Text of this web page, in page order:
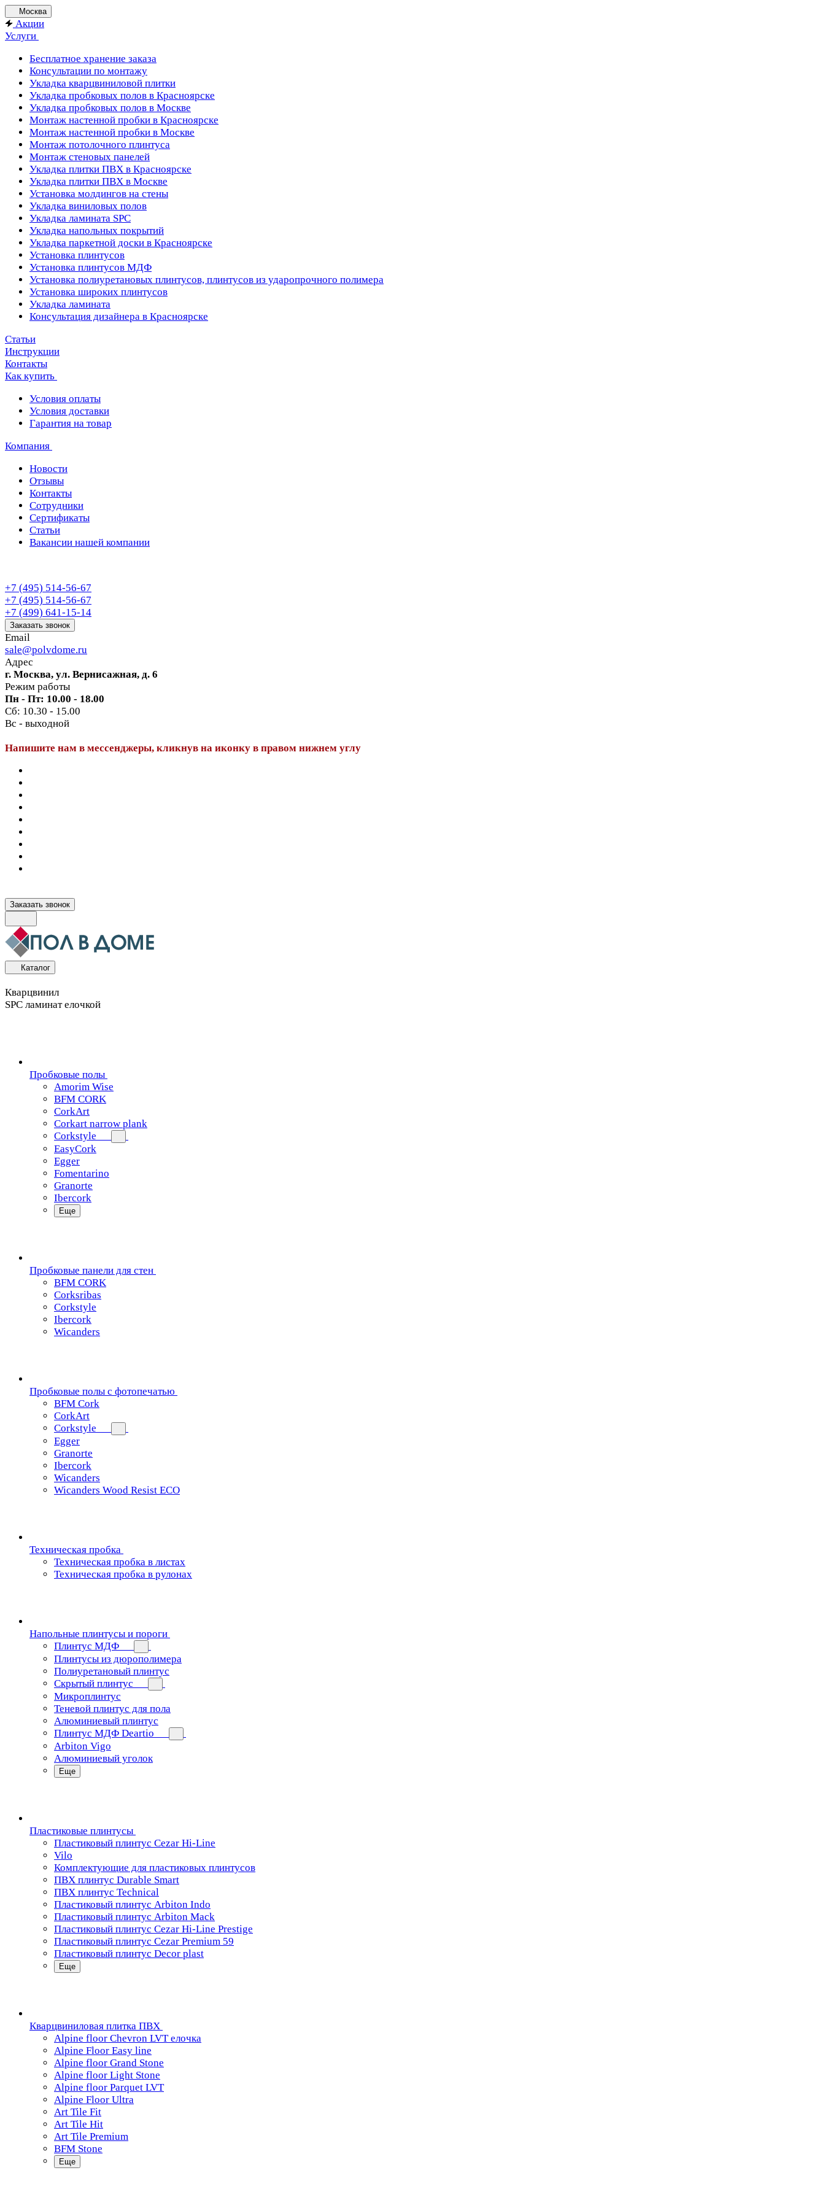
Москва
Акции
Услуги
Бесплатное хранение заказа
Консультации по монтажу
Укладка кварцвиниловой плитки
Укладка пробковых полов в Красноярске
Укладка пробковых полов в Москве
Монтаж настенной пробки в Красноярске
Монтаж настенной пробки в Москве
Монтаж потолочного плинтуса
Монтаж стеновых панелей
Укладка плитки ПВХ в Красноярске
Укладка плитки ПВХ в Москве
Установка молдингов на стены
Укладка виниловых полов
Укладка ламината SPC
Укладка напольных покрытий
Укладка паркетной доски в Красноярске
Установка плинтусов
Установка плинтусов МДФ
Установка полиуретановых плинтусов, плинтусов из ударопрочного полимера
Установка широких плинтусов
Укладка ламината
Консультация дизайнера в Красноярске
Статьи
Инструкции
Контакты
Как купить
Условия оплаты
Условия доставки
Гарантия на товар
Компания
Новости
Отзывы
Контакты
Сотрудники
Сертификаты
Статьи
Вакансии нашей компании
+7 (495) 514-56-67
+7 (495) 514-56-67
+7 (499) 641-15-14
Заказать звонок
Email
sale@polvdome.ru
Адрес
г. Москва, ул. Вернисажная, д. 6
Режим работы
Пн - Пт: 10.00 - 18.00
Сб: 10.30 - 15.00
Вс - выходной
Напишите нам в мессенджеры, кликнув на иконку в правом нижнем углу
Заказать звонок
Каталог
Кварцвинил
SPC ламинат елочкой
Пробковые полы
Amorim Wise
BFM CORK
CorkArt
Corkart narrow plank
Corkstyle
EasyCork
Egger
Fomentarino
Granorte
Ibercork
Еще
Пробковые панели для стен
BFM CORK
Corksribas
Corkstyle
Ibercork
Wicanders
Пробковые полы с фотопечатью
BFM Cork
CorkArt
Corkstyle
Egger
Granorte
Ibercork
Wicanders
Wicanders Wood Resist ECO
Техническая пробка
Техническая пробка в листах
Техническая пробка в рулонах
Напольные плинтусы и пороги
Плинтус МДФ
Плинтусы из дюрополимера
Полиуретановый плинтус
Скрытый плинтус
Микроплинтус
Теневой плинтус для пола
Алюминиевый плинтус
Плинтус МДФ Deartio
Arbiton Vigo
Алюминиевый уголок
Еще
Пластиковые плинтусы
Пластиковый плинтус Cezar Hi-Line
Vilo
Комплектующие для пластиковых плинтусов
ПВХ плинтус Durable Smart
ПВХ плинтус Technical
Пластиковый плинтус Arbiton Indo
Пластиковый плинтус Arbiton Mack
Пластиковый плинтус Cezar Hi-Line Prestige
Пластиковый плинтус Cezar Premium 59
Пластиковый плинтус Decor plast
Еще
Кварцвиниловая плитка ПВХ
Alpine floor Chevron LVT елочка
Alpine Floor Easy line
Alpine floor Grand Stone
Alpine floor Light Stone
Alpine floor Parquet LVT
Alpine Floor Ultra
Art Tile Fit
Art Tile Hit
Art Tile Premium
BFM Stone
Еще